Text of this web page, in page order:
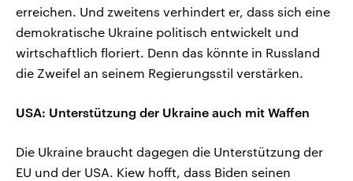
erreichen. Und zweitens verhindert er, dass sich eine
demokratische Ukraine politisch entwickelt und
wirtschaftlich floriert. Denn das könnte in Russland
die Zweifel an seinem Regierungsstil verstärken.
USA: Unterstützung der Ukraine auch mit Waffen
Die Ukraine braucht dagegen die Unterstützung der
EU und der USA. Kiew hofft, dass Biden seinen